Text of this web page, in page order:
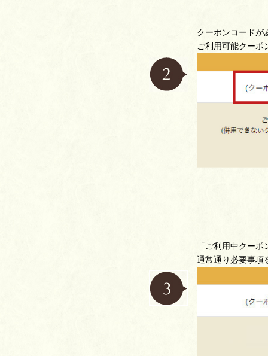
クーポンコード
ご利用可能クー
「ご利用中クー
通常通り必要事項